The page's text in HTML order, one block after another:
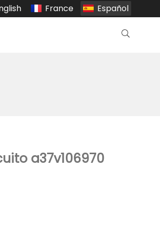
France Español
a37v106970